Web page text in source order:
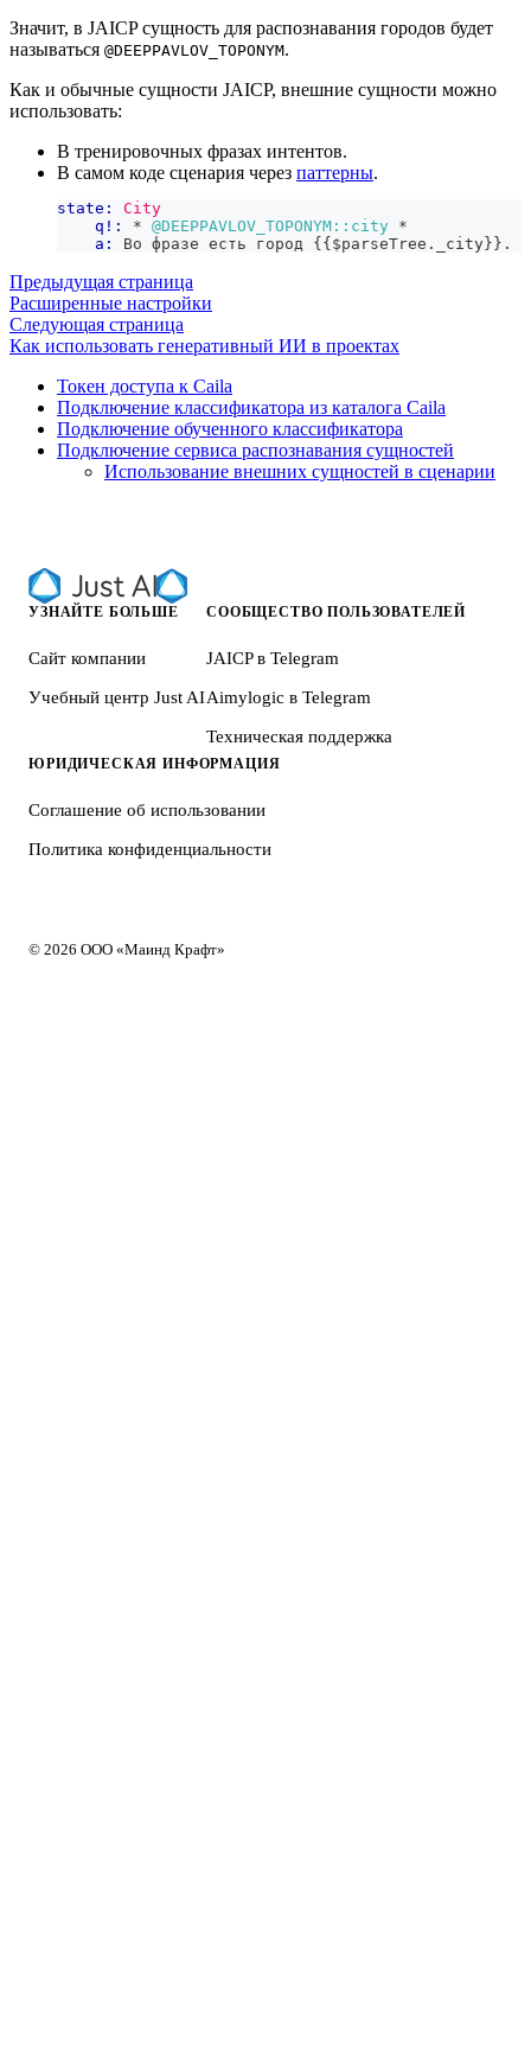
Значит, в JAICP сущность для распознавания городов будет
называться @DEEPPAVLOV_TOPONYM.
Как и обычные сущности JAICP, внешние сущности можно
использовать:
В тренировочных фразах интентов.
В самом коде сценария через паттерны.
state:
City
q!:
* @DEEPPAVLOV_TOPONYM::city *
a:
Во фразе есть город {{ $parseTree . _city }} .
Предыдущая страница
Расширенные настройки
Следующая страница
Как использовать генеративный ИИ в проектах
Токен доступа к Caila
Подключение классификатора из каталога Caila
Подключение обученного классификатора
Подключение сервиса распознавания сущностей
Использование внешних сущностей в сценарии
УЗНАЙТЕ БОЛЬШЕ
Сайт компании
Учебный центр Just AI
СООБЩЕСТВО ПОЛЬЗОВАТЕЛЕЙ
JAICP в Telegram
Aimylogic в Telegram
Техническая поддержка
ЮРИДИЧЕСКАЯ ИНФОРМАЦИЯ
Соглашение об использовании
Политика конфиденциальности
© 2026 ООО «Маинд Крафт»